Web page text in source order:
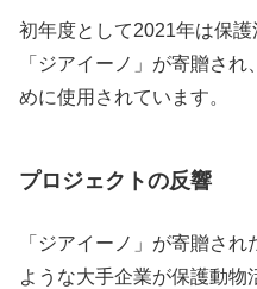
初年度として2021年は保
「ジアイーノ」が寄贈さ
めに使用されています。
プロジェクトの反響
「ジアイーノ」が寄贈さ
ような大手企業が保護動物